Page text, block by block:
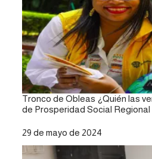
Tronco de Obleas ¿Quién las
de Prosperidad Social
Fecha
29 de mayo de 2024